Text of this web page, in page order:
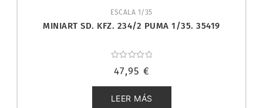
ESCALA 1/35
MINIART SD. KFZ. 234/2 PUMA 1/35. 35419
con
de
5
47,95 €
LEER MÁS